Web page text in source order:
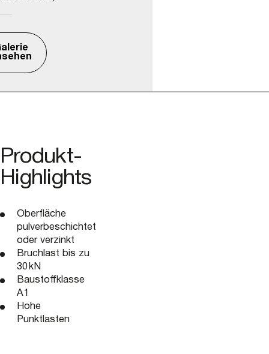
Produkt-
Highlights
Oberfläche
pulverbeschichtet
oder verzinkt
Bruchlast bis zu
30 kN
Baustoffklasse
A1
Hohe
Punktlasten